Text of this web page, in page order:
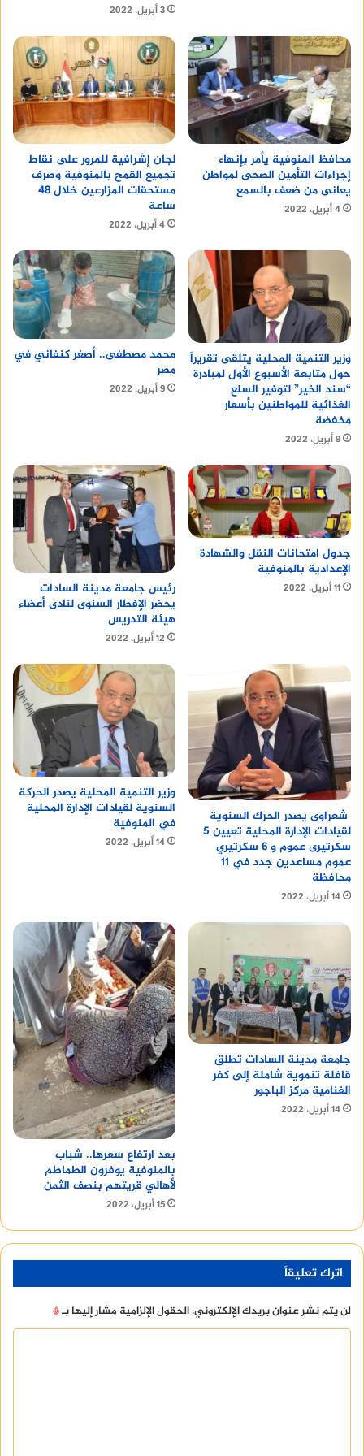
3 أبريل، 2022
محافظ المنوفية يأمر بإنهاء
إجراءات التأمين الصحى لمواطن
يعانى من ضعف بالسمع
4 أبريل، 2022
لجان إشرافية للمرور على نقاط
تجميع القمح بالمنوفية وصرف
مستحقات المزارعين خلال 48
ساعة
4 أبريل، 2022
وزير التنمية المحلية يتلقى تقريراً
حول متابعة الأسبوع الأول لمبادرة
“سند الخير” لتوفير السلع
الغذائية للمواطنين بأسعار
مخفضة
9 أبريل، 2022
محمد مصطفى.. أصغر كنفاني في
مصر
9 أبريل، 2022
جدول امتحانات النقل والشهادة
الإعدادية بالمنوفية
11 أبريل، 2022
رئيس جامعة مدينة السادات
يحضر الإفطار السنوى لنادى أعضاء
هيئة التدريس
12 أبريل، 2022
شعراوى يصدر الحرك السنوية
لقيادات الإدارة المحلية تعيين 5
سكرتيرى عموم و 6 سكرتيري
عموم مساعدين جدد في 11
محافظة
14 أبريل، 2022
وزير التنمية المحلية يصدر الحركة
السنوية لقيادات الإدارة المحلية
في المنوفية
14 أبريل، 2022
جامعة مدينة السادات تطلق
قافلة تنموية شاملة إلى كفر
الغنامية مركز الباجور
14 أبريل، 2022
بعد ارتفاع سعرها.. شباب
بالمنوفية يوفرون الطماطم
لأهالي قريتهم بنصف الثمن
15 أبريل، 2022
اترك تعليقاً
لن يتم نشر عنوان بريدك الإلكتروني.الحقول الإلزامية مشار إليها بـ*